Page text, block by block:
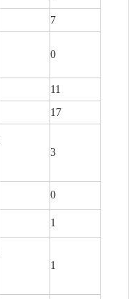
7
0
11
17
3
0
1
1